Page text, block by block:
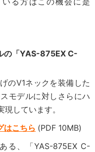
の 「YAS-875EX C-
のV1ネックを装備した
モデルに対しさらにハ
しています。
こちら (PDF 10MB)
る、「YAS-875EX C-